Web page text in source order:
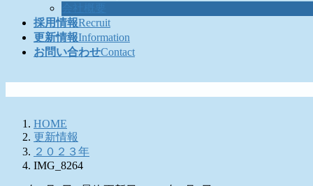
採用情報Recruit
更新情報Information
お問い合わせContact
HOME
更新情報
２０２３年
IMG_8264